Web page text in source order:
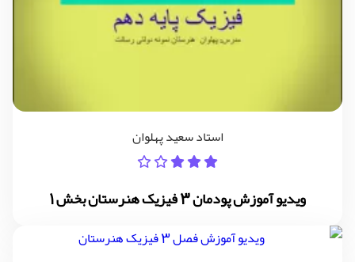
استاد سعید پهلوان
ویدیو آموزش پودمان 3 فیزیک هنرستان بخش 1